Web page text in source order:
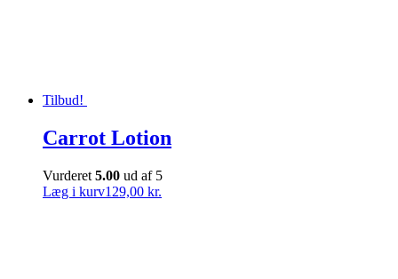
Tilbud!
Carrot Lotion
Vurderet 5.00 ud af 5
Læg i kurv129,00 kr.